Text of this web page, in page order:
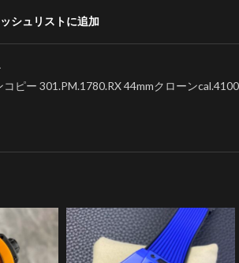
シュリストに追加
ピー 301.PM.1780.RX 44mmクローンcal.4100